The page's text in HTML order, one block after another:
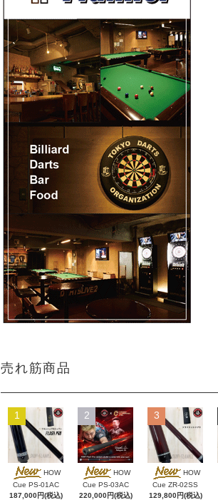
売れ筋商品
1
HOW
Cue PS-01AC
187,000円(税込)
2
HOW
Cue PS-03AC
220,000円(税込)
3
HOW
Cue ZR-02SS
129,800円(税込)